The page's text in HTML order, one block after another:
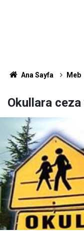
Ana Sayfa Meb
Okullara ceza